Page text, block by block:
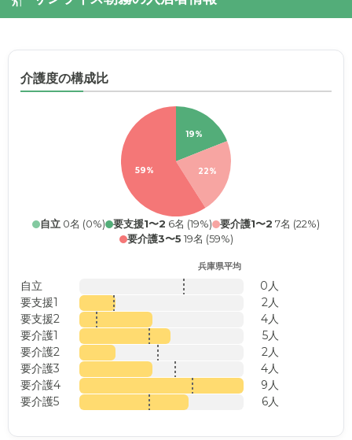
介護度の構成比
19%
22%
59%
自立 0名 (0%) 要支援1〜2 6名 (19%) 要介護1〜2 7名 (22%)
要介護3〜5 19名 (59%)
兵庫県平均
自立
0人
要支援1
2人
要支援2
4人
要介護1
5人
要介護2
2人
要介護3
4人
要介護4
9人
要介護5
6人